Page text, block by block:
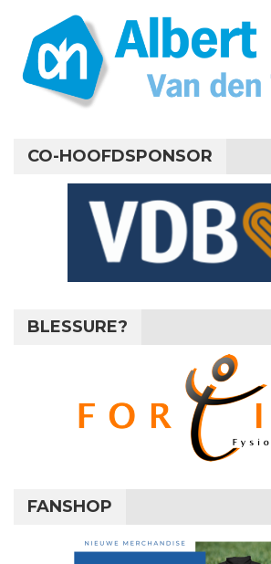
CO-HOOFDSPONSOR
BLESSURE?
FANSHOP